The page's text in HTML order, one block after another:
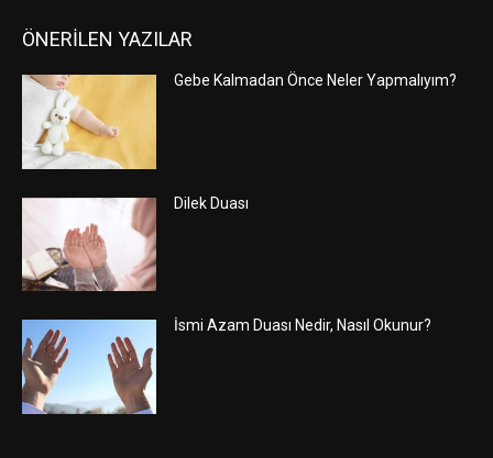
ÖNERİLEN YAZILAR
Gebe Kalmadan Önce Neler Yapmalıyım?
Dilek Duası
İsmi Azam Duası Nedir, Nasıl Okunur?